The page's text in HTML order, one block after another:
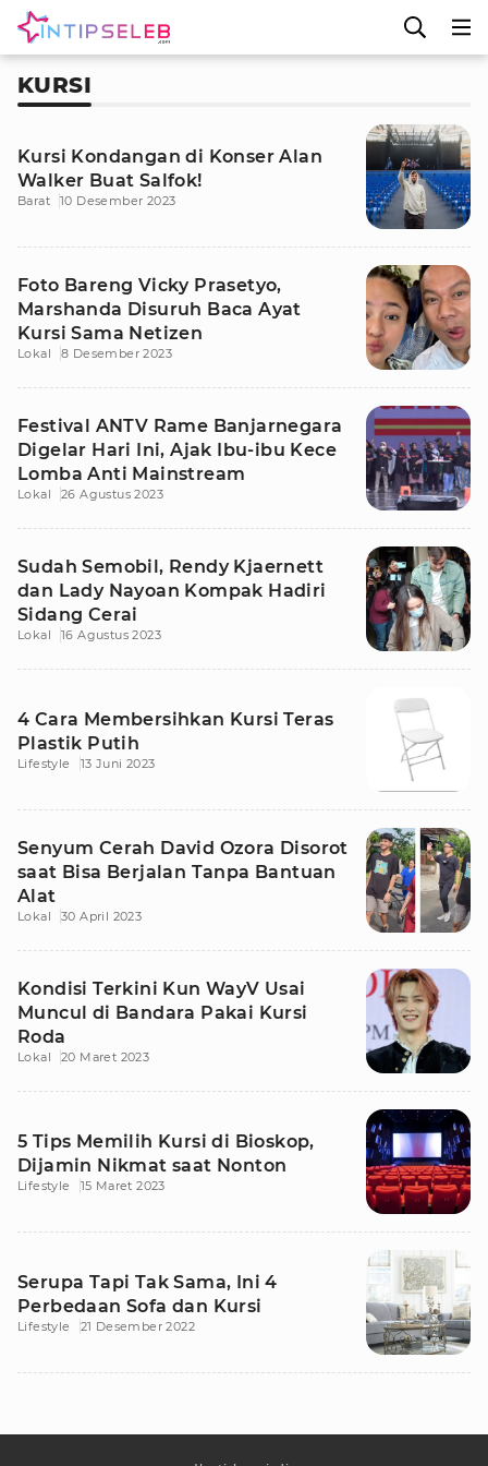
KURSI
Kursi Kondangan di Konser Alan
Walker Buat Salfok!
Barat 10 Desember 2023
Foto Bareng Vicky Prasetyo,
Marshanda Disuruh Baca Ayat
Kursi Sama Netizen
Lokal 8 Desember 2023
Festival ANTV Rame Banjarnegara
Digelar Hari Ini, Ajak Ibu-ibu Kece
Lomba Anti Mainstream
Lokal 26 Agustus 2023
Sudah Semobil, Rendy Kjaernett
dan Lady Nayoan Kompak Hadiri
Sidang Cerai
Lokal 16 Agustus 2023
4 Cara Membersihkan Kursi Teras
Plastik Putih
Lifestyle 13 Juni 2023
Senyum Cerah David Ozora Disorot
saat Bisa Berjalan Tanpa Bantuan
Alat
Lokal 30 April 2023
Kondisi Terkini Kun WayV Usai
Muncul di Bandara Pakai Kursi
Roda
Lokal 20 Maret 2023
5 Tips Memilih Kursi di Bioskop,
Dijamin Nikmat saat Nonton
Lifestyle 15 Maret 2023
Serupa Tapi Tak Sama, Ini 4
Perbedaan Sofa dan Kursi
Lifestyle 21 Desember 2022